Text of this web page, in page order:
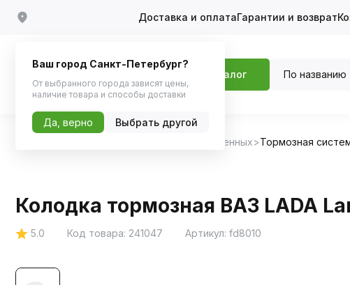
Доставка и оплатаГарантии и возврат
Каталог По названию
Запчасти для отечественных Тормозная
Колодка тормозная ВАЗ LADA
5.0 Код товара: 241047 Артикул: fd8010
Ваш город Санкт-Петербург?
От выбранного города зависят цены,
наличие товара и способы доставки
Да, верно Выбрать другой